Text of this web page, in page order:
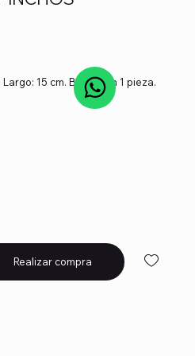
15 cm. Bolsa con 1 pieza.
Realizar compra